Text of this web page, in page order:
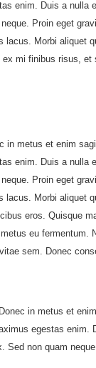
enim. Duis a
Proin eget
Morbi aliquet
mi finibus risus, et
metus et enim
enim. Duis a
Proin eget
Morbi aliquet
eros. Quisque
eu
sem. Donec
in metus et
egestas
Sed non quam